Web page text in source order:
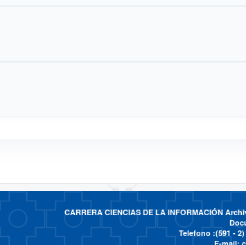
CARRERA CIENCIAS DE LA INFORMACIÓN
Telefono :(591 - 2)